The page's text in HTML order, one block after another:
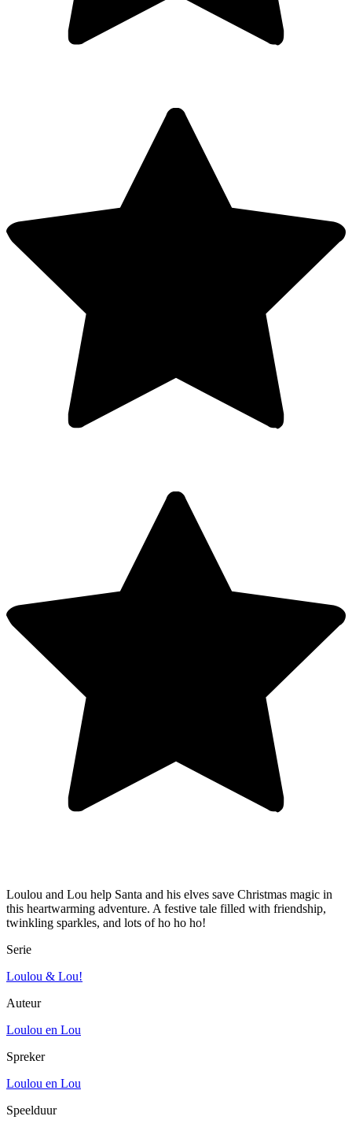
Loulou and Lou help Santa and his elves save Christmas magic in
this heartwarming adventure. A festive tale filled with friendship,
twinkling sparkles, and lots of ho ho ho!
Serie
Loulou & Lou!
Auteur
Loulou en Lou
Spreker
Loulou en Lou
Speelduur